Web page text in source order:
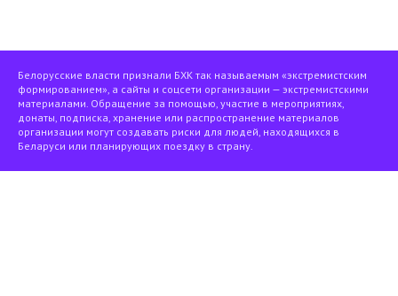
Белорусские власти признали БХК так называемым «экстремистским
формированием», а сайты и соцсети организации — экстремистскими
материалами. Обращение за помощью, участие в мероприятиях,
донаты, подписка, хранение или распространение материалов
организации могут создавать риски для людей, находящихся в
Беларуси или планирующих поездку в страну.